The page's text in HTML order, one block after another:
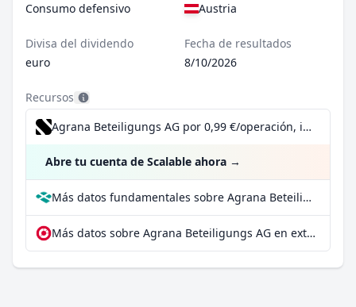
Consumo defensivo
Austria
Divisa del dividendo
euro
Fecha de resultados
8/10/2026
Recursos
Agrana Beteiligungs AG por 0,99 €/operación, incluido el Dividend Reinvestment Plan
Abre tu cuenta de Scalable ahora →
Más datos fundamentales sobre Agrana Beteiligungs AG en Parqet
Más datos sobre Agrana Beteiligungs AG en extraETF